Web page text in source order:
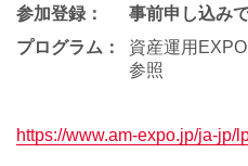
参加登録：
事前申し込み
プログラム：
資産運用
参照
https://www.am-expo.jp/ja-jp/